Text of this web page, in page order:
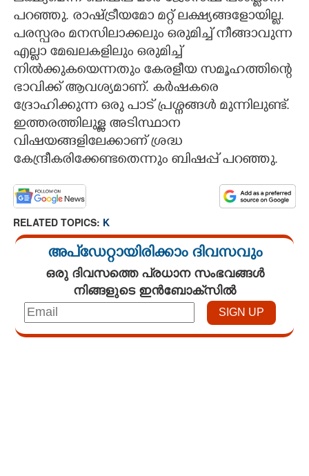
പറഞ്ഞു. രാഷ്ട്രീയമോ മറ്റ് ലക്ഷ്യങ്ങളോയില്ല.
പരസ്പരം മനസിലാക്കലും ഒരുമിച്ച് നീങ്ങാവുന്ന
എല്ലാ മേഖലകളിലും ഒരുമിച്ച്
നിൽക്കുകയെന്നതും കേരളീയ സമൂഹത്തിന്റെ
ഭാവിക്ക് ആവശ്യമാണ്. കർഷകരെ
ദ്രോഹിക്കുന്ന ഒരു പാട് പ്രശ്നങ്ങൾ മുന്നിലുണ്ട്.
ഇത്തരത്തിലുള്ള അടിസ്ഥാന
വിഷയങ്ങളിലേക്കാണ് ശ്രദ്ധ
കേന്ദ്രീകരിക്കേണ്ടതെന്നും ബിഷപ്പ് പറഞ്ഞു.
RELATED TOPICS: K
അപ്ഡേറ്റായിരിക്കാം ദിവസവും
ഒരു ദിവസത്തെ പ്രധാന സംഭവങ്ങൾ
നിങ്ങളുടെ ഇൻബോക്സിൽ